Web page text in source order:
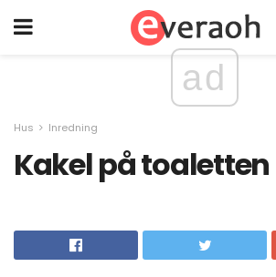
ad
Hus Inredning
Kakel på